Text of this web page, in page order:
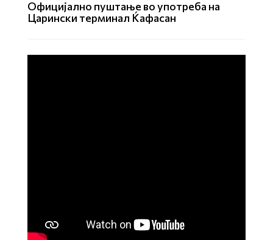
Официјално пуштање во употреба на
Царински терминал Ќафасан